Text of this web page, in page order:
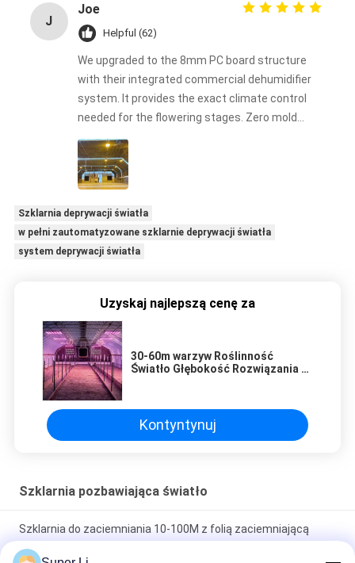
J
Joe
Helpful (62)
We upgraded to the 8mm PC board structure
with their integrated commercial dehumidifier
system. It provides the exact climate control
needed for the flowering stages. Zero mold
issues this harvest!
Szklarnia deprywacji światła
w pełni zautomatyzowane szklarnie deprywacji światła
system deprywacji światła
Uzyskaj najlepszą cenę za
30-60m warzyw Roślinność
Światło Głębokość Rozwiązania z
Kontyntynuj
Szklarnia pozbawiająca światło
Szklarnia do zaciemniania 10-100M z folią zaciemniającą
czarno-białą 100%